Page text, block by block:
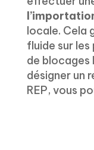
locale. Cela
fluide sur
de blocages
désigner un
REP, vous